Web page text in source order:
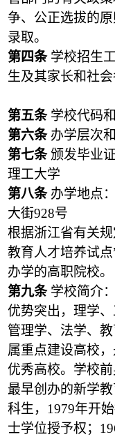
争、公正选拔的
录取。
第四条学校招生
生及其家长和社会
第五条 学校代码
第六条 办学层次
第七条颁发毕业
理工大学
第八条办学地点
大街928号
根据浙江省有关
教育人才培养试
办学的高职院校。
第九条学校简介
优势突出，理学
管理学、法学、
属重点建设高校
优秀高校。学校
最早创办的新学
科生，1979年开
士学位授予权；